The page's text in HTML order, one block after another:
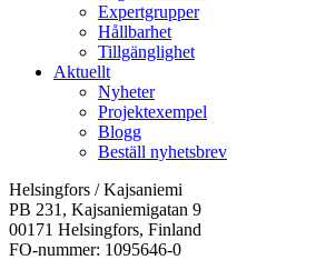
Expertgrupper
Hållbarhet
Tillgänglighet
Aktuellt
Nyheter
Projektexempel
Blogg
Beställ nyhetsbrev
Helsingfors / Kajsaniemi
PB 231, Kajsaniemigatan 9
00171 Helsingfors, Finland
FO-nummer: 1095646-0